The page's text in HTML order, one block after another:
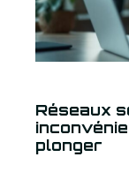
Réseaux
plonger